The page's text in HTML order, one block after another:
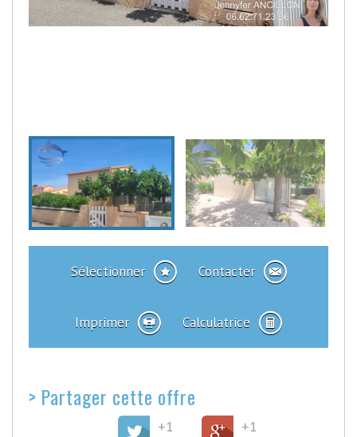
Sélectionner Contacter
Imprimer Calculatrice
> Partager cette offre
+1 +1